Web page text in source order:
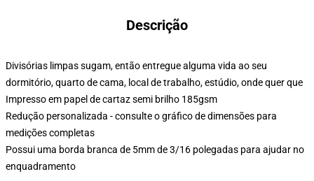
Descrição
Divisórias limpas sugam, então entregue alguma vida ao seu
dormitório, quarto de cama, local de trabalho, estúdio, onde quer que
Impresso em papel de cartaz semi brilho 185gsm
Redução personalizada - consulte o gráfico de dimensões para
medições completas
Possui uma borda branca de 5mm de 3/16 polegadas para ajudar no
enquadramento